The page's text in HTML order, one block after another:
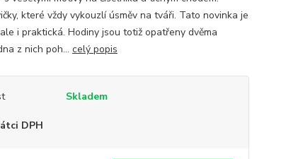
které vždy vykouzlí úsměv na tváři. Tato novinka je
i praktická. Hodiny jsou totiž opatřeny dvěma
z nich poh... celý popis
Skladem
DPH